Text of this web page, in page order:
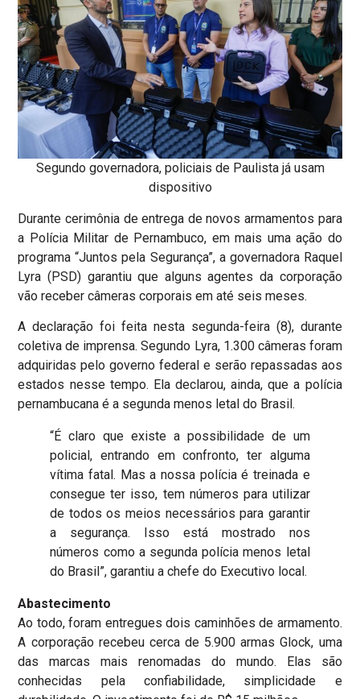
Segundo governadora, policiais de Paulista já usam
dispositivo
Durante cerimônia de entrega de novos armamentos para
a Polícia Militar de Pernambuco, em mais uma ação do
programa “Juntos pela Segurança”, a governadora Raquel
Lyra (PSD) garantiu que alguns agentes da corporação
vão receber câmeras corporais em até seis meses.
A declaração foi feita nesta segunda-feira (8), durante
coletiva de imprensa. Segundo Lyra, 1.300 câmeras foram
adquiridas pelo governo federal e serão repassadas aos
estados nesse tempo. Ela declarou, ainda, que a polícia
pernambucana é a segunda menos letal do Brasil.
“É claro que existe a possibilidade de um
policial, entrando em confronto, ter alguma
vítima fatal. Mas a nossa polícia é treinada e
consegue ter isso, tem números para utilizar
de todos os meios necessários para garantir
a segurança. Isso está mostrado nos
números como a segunda polícia menos letal
do Brasil”, garantiu a chefe do Executivo local.
Abastecimento
Ao todo, foram entregues dois caminhões de armamento.
A corporação recebeu cerca de 5.900 armas Glock, uma
das marcas mais renomadas do mundo. Elas são
conhecidas pela confiabilidade, simplicidade e